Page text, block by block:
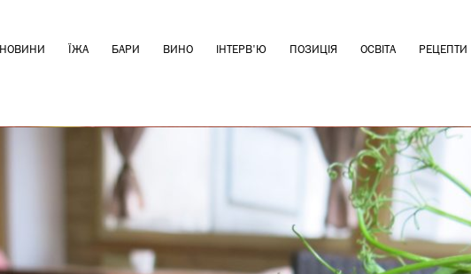
НОВИНИ ЇЖА БАРИ ВИНО ІНТЕРВ'Ю ПОЗИЦІЯ ОСВІТА РЕЦЕПТИ